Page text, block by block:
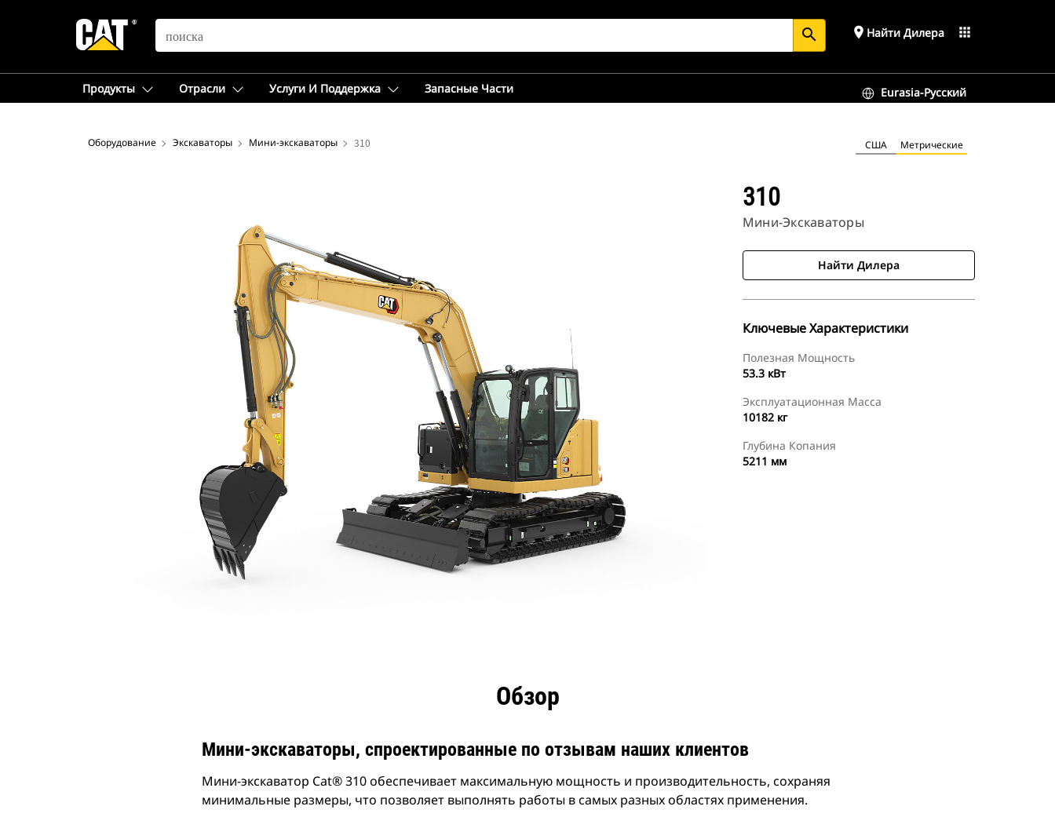
SEARCH search place Найти Дилера apps
Продукты Отрасли Услуги И Поддержка Запасные Части Eurasia-Русский
Оборудование Экскаваторы Мини-экскаваторы 310 США Метрические
310
Мини-Экскаваторы
Найти Дилера
Ключевые Характеристики
Полезная Мощность
53.3 кВт
Эксплуатационная Масса
10182 кг
Глубина Копания
5211 мм
Обзор
Мини-экскаваторы, спроектированные по отзывам наших клиентов
Мини-экскаватор Cat® 310 обеспечивает максимальную мощность и производительность, сохраняя
минимальные размеры, что позволяет выполнять работы в самых разных областях применения.